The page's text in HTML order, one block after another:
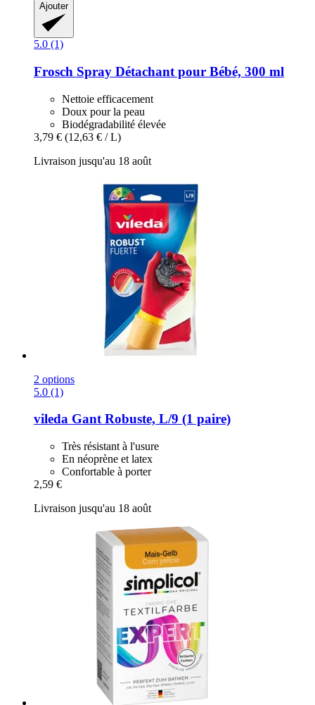
Ajouter
5.0 (1)
Frosch Spray Détachant pour Bébé, 300 ml
Nettoie efficacement
Doux pour la peau
Biodégradabilité élevée
3,79 € (12,63 € / L)
Livraison jusqu'au 18 août
2 options
5.0 (1)
vileda Gant Robuste, L/9 (1 paire)
Très résistant à l'usure
En néoprène et latex
Confortable à porter
2,59 €
Livraison jusqu'au 18 août